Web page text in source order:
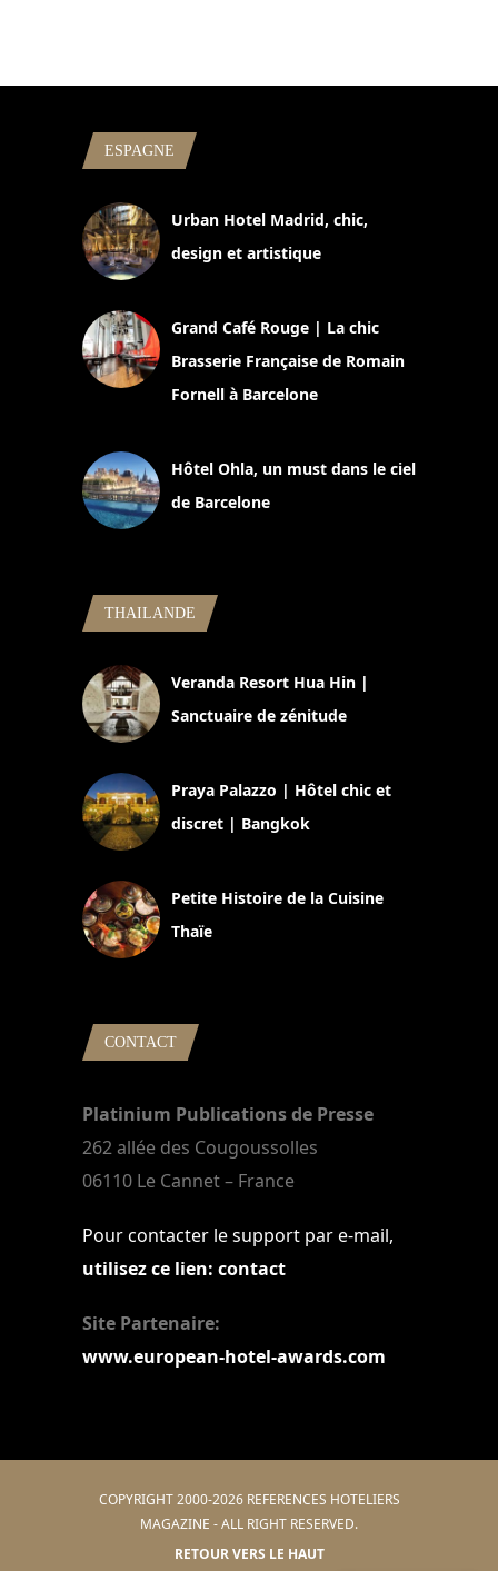
ESPAGNE
Urban Hotel Madrid, chic,
design et artistique
Grand Café Rouge | La chic
Brasserie Française de Romain
Fornell à Barcelone
Hôtel Ohla, un must dans le ciel
de Barcelone
THAILANDE
Veranda Resort Hua Hin |
Sanctuaire de zénitude
Praya Palazzo | Hôtel chic et
discret | Bangkok
Petite Histoire de la Cuisine
Thaïe
CONTACT
Platinium Publications de Presse
262 allée des Cougoussolles
06110 Le Cannet – France
Pour contacter le support par e-mail,
utilisez ce lien: contact
Site Partenaire:
www.european-hotel-awards.com
COPYRIGHT 2000-2026 REFERENCES HOTELIERS
MAGAZINE - ALL RIGHT RESERVED.
RETOUR VERS LE HAUT